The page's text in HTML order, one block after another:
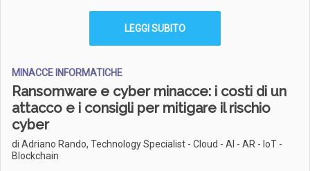
LEGGI SUBITO
MINACCE INFORMATICHE
Ransomware e cyber minacce: i costi di un
attacco e i consigli per mitigare il rischio
cyber
di Adriano Rando, Technology Specialist - Cloud - AI - AR - IoT -
Blockchain